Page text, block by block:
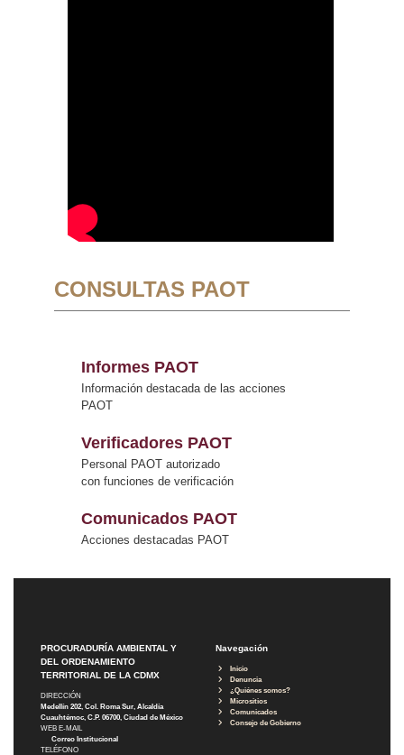
CONSULTAS PAOT
Informes PAOT
Información destacada de las acciones
PAOT
Verificadores PAOT
Personal PAOT autorizado
con funciones de verificación
Comunicados PAOT
Acciones destacadas PAOT
PROCURADURÍA AMBIENTAL Y
DEL ORDENAMIENTO
TERRITORIAL DE LA CDMX
DIRECCIÓN
Medellín 202, Col. Roma Sur, Alcaldía
Cuauhtémoc, C.P. 06700, Ciudad de México
WEB E-MAIL
Correo Institucional
TELÉFONO
Navegación
Inicio
Denuncia
¿Quiénes somos?
Micrositios
Comunicados
Consejo de Gobierno